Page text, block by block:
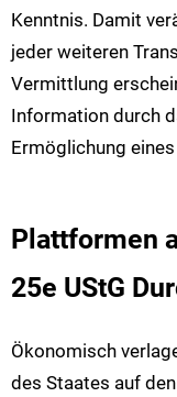
Kenntnis. Damit
jeder weiteren
Vermittlung
Information durch
Ermöglichung
Plattformen
25e UStG
Ökonomisch
des Staates auf